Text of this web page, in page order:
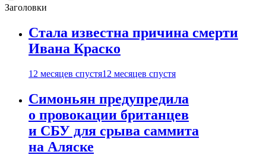
Заголовки
Стала известна причина смерти
Ивана Краско
12 месяцев спустя12 месяцев спустя
Симоньян предупредила
о провокации британцев
и СБУ для срыва саммита
на Аляске